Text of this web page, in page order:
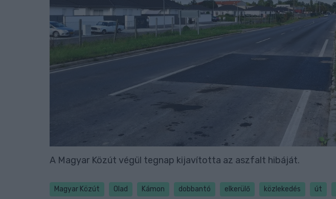
A Magyar Közút végül tegnap kijavította az aszfalt hibáját.
Magyar Közút Olad Kámon dobbantó elkerülő közlekedés út